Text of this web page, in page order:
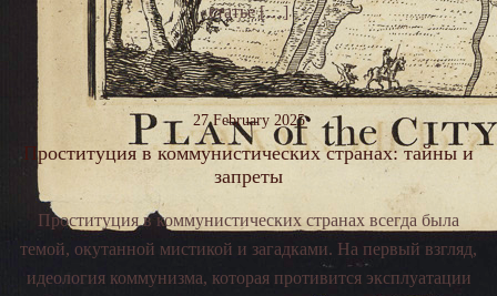
статье […]
27 February 2025
Проституция в коммунистических странах: тайны и
запреты
Проституция в коммунистических странах всегда была
темой, окутанной мистикой и загадками. На первый взгляд,
идеология коммунизма, которая противится эксплуатации